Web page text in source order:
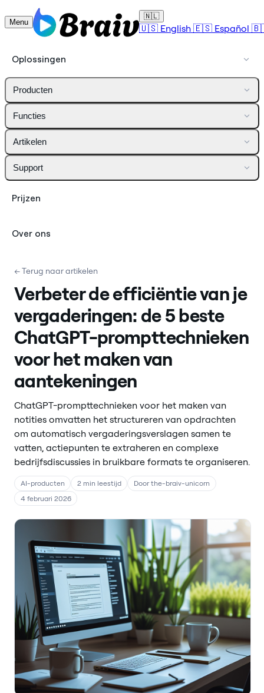
Menu
🇳🇱
🇺🇸 English 🇪🇸 Español
Oplossingen
Producten
Functies
Artikelen
Support
Prijzen
Over ons
← Terug naar artikelen
Verbeter de efficiëntie van je
vergaderingen: de 5 beste
ChatGPT-prompttechnieken
voor het maken van
aantekeningen
ChatGPT-prompttechnieken voor het maken van
notities omvatten het structureren van opdrachten
om automatisch vergaderingsverslagen samen te
vatten, actiepunten te extraheren en complexe
bedrijfsdiscussies in bruikbare formats te organiseren.
AI-producten 2 min leestijd
Door the-braiv-unicorn
4 februari 2026